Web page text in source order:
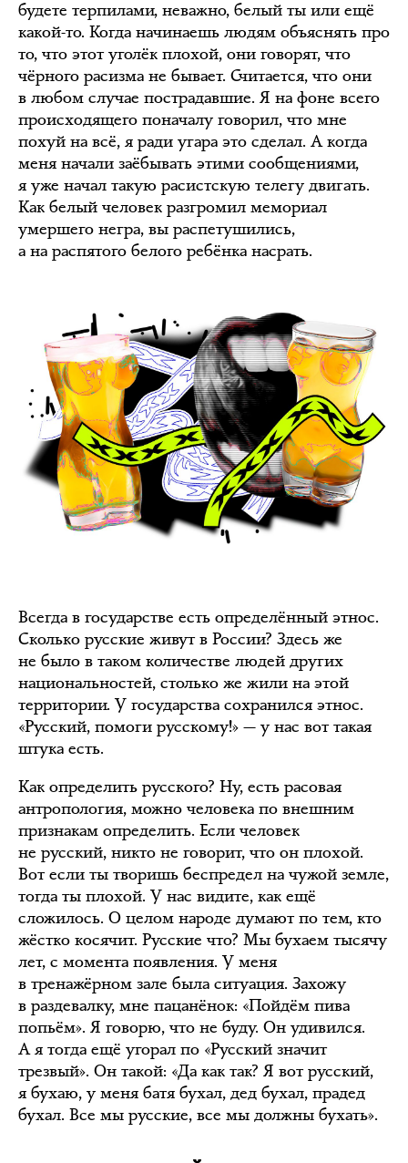
будете терпилами, неважно, белый ты или ещё
какой-то. Когда начинаешь людям объяснять про
то, что этот уголёк плохой, они говорят, что
чёрного расизма не бывает. Считается, что они
в любом случае пострадавшие. Я на фоне всего
происходящего поначалу говорил, что мне
похуй на всё, я ради угара это сделал. А когда
меня начали заёбывать этими сообщениями,
я уже начал такую расистскую телегу двигать.
Как белый человек разгромил мемориал
умершего негра, вы распетушились,
а на распятого белого ребёнка насрать.
Всегда в государстве есть определённый этнос.
Сколько русские живут в России? Здесь же
не было в таком количестве людей других
национальностей, столько же жили на этой
территории. У государства сохранился этнос.
«Русский, помоги русскому!» — у нас вот такая
штука есть.
Как определить русского? Ну, есть расовая
антропология, можно человека по внешним
признакам определить. Если человек
не русский, никто не говорит, что он плохой.
Вот если ты творишь беспредел на чужой земле,
тогда ты плохой. У нас видите, как ещё
сложилось. О целом народе думают по тем, кто
жёстко косячит. Русские что? Мы бухаем тысячу
лет, с момента появления. У меня
в тренажёрном зале была ситуация. Захожу
в раздевалку, мне пацанёнок: «Пойдём пива
попьём». Я говорю, что не буду. Он удивился.
А я тогда ещё угорал по «Русский значит
трезвый». Он такой: «Да как так? Я вот русский,
я бухаю, у меня батя бухал, дед бухал, прадед
бухал. Все мы русские, все мы должны бухать».